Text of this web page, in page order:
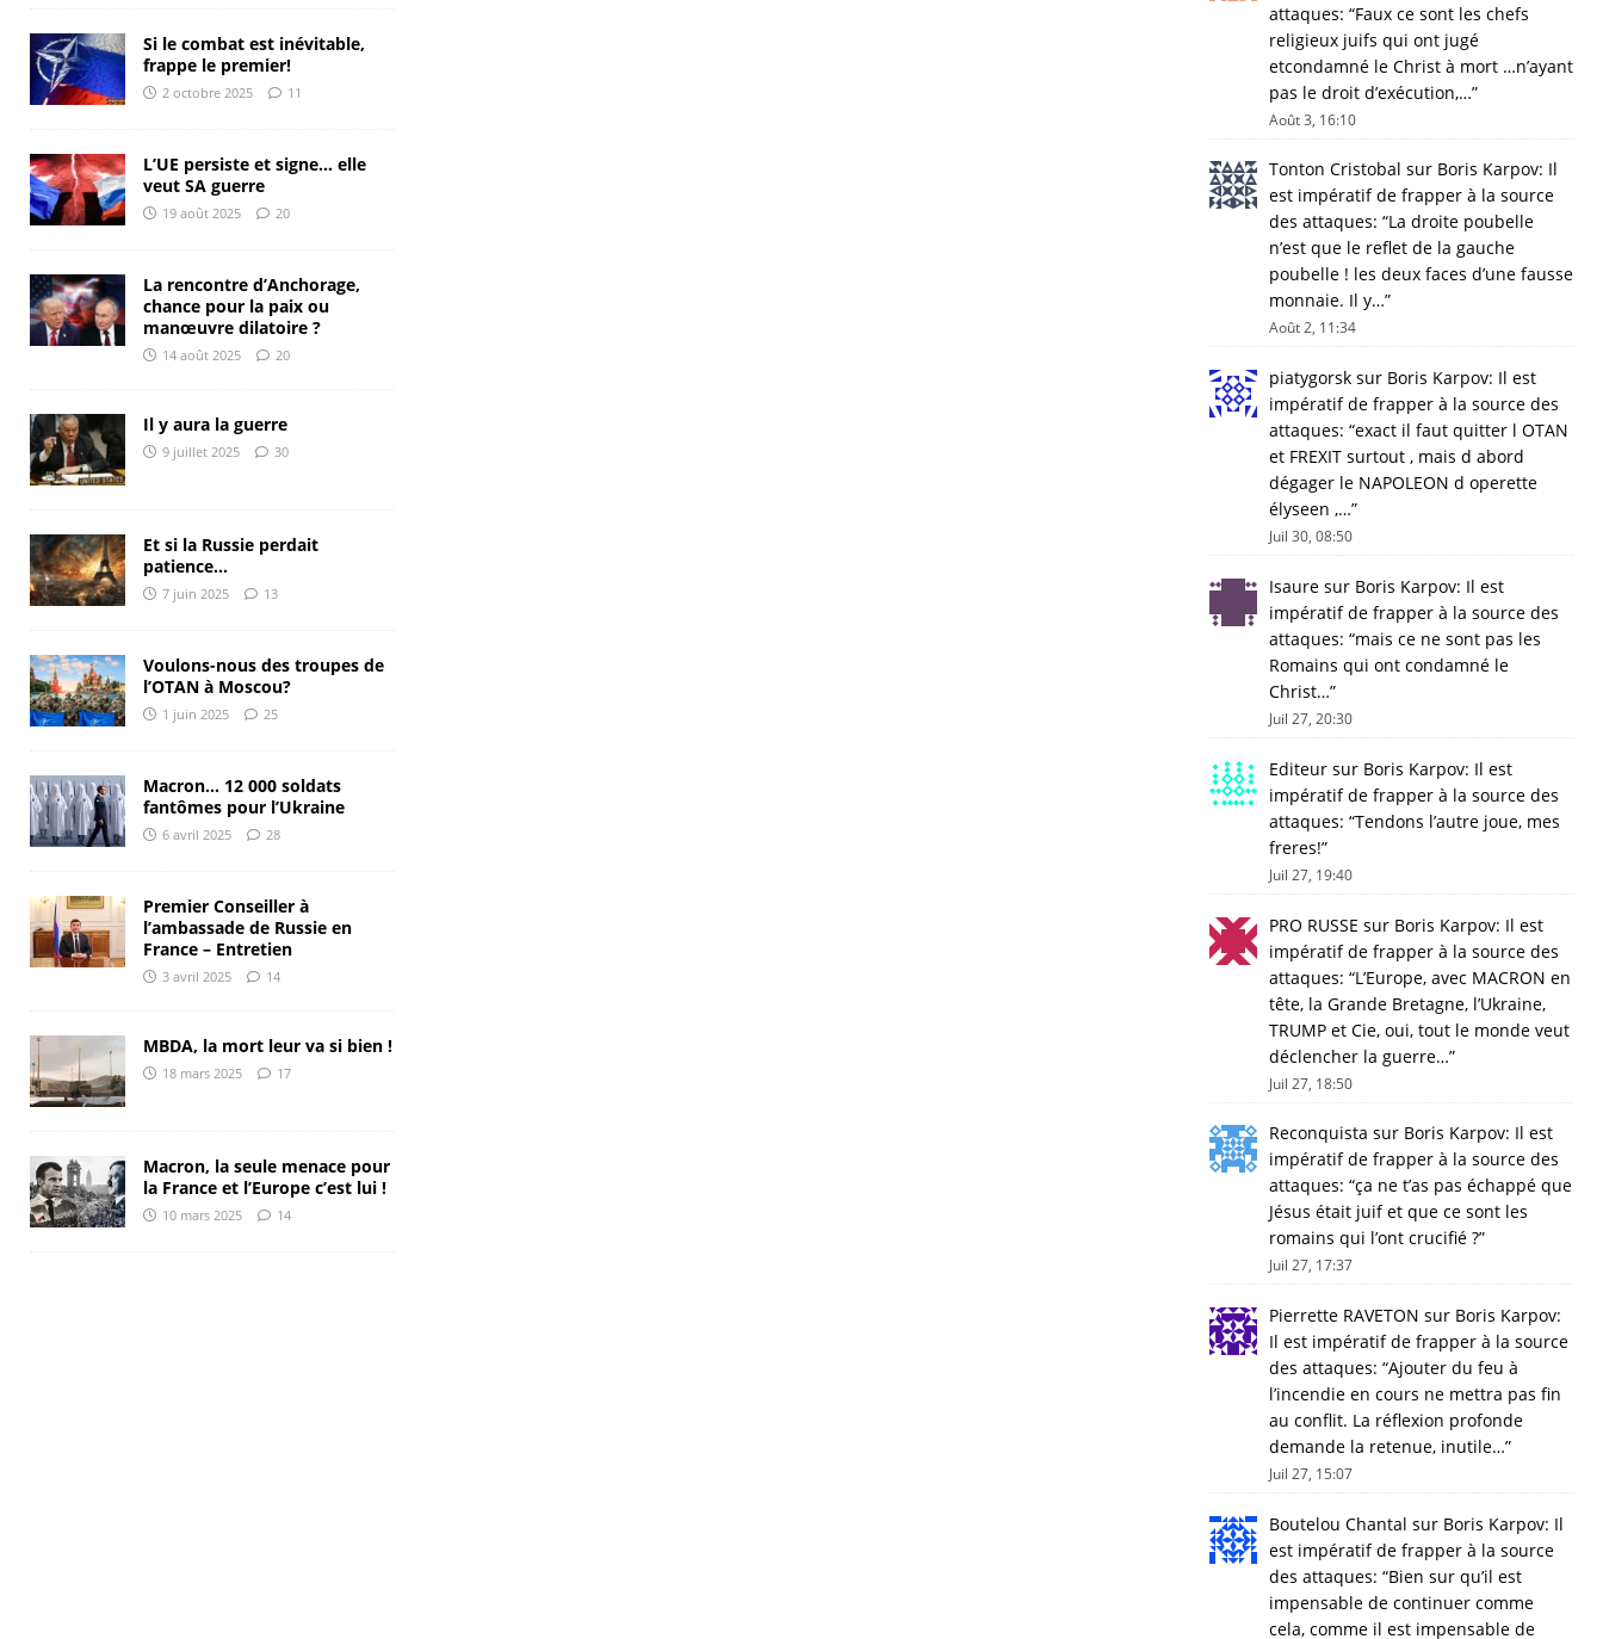
Si le combat est inévitable,
frappe le premier!
2 octobre 2025 11
L’UE persiste et signe… elle
veut SA guerre
19 août 2025 20
La rencontre d’Anchorage,
chance pour la paix ou
manœuvre dilatoire ?
14 août 2025 20
Il y aura la guerre
9 juillet 2025 30
Et si la Russie perdait
patience…
7 juin 2025 13
Voulons-nous des troupes de
l’OTAN à Moscou?
1 juin 2025 25
Macron… 12 000 soldats
fantômes pour l’Ukraine
6 avril 2025 28
Premier Conseiller à
l’ambassade de Russie en
France – Entretien
3 avril 2025 14
MBDA, la mort leur va si bien !
18 mars 2025 17
Macron, la seule menace pour
la France et l’Europe c’est lui !
10 mars 2025 14
attaques: “Faux ce sont les chefs
religieux juifs qui ont jugé
etcondamné le Christ à mort …n’ayant
pas le droit d’exécution,…”
Août 3, 16:10
Tonton Cristobal sur Boris Karpov: Il
est impératif de frapper à la source
des attaques: “La droite poubelle
n’est que le reflet de la gauche
poubelle ! les deux faces d’une fausse
monnaie. Il y…”
Août 2, 11:34
piatygorsksur Boris Karpov: Il est
impératif de frapper à la source des
attaques: “exact il faut quitter l OTAN
et FREXIT surtout , mais d abord
dégager le NAPOLEON d operette
élyseen ,…”
Juil 30, 08:50
Isauresur Boris Karpov: Il est
impératif de frapper à la source des
attaques: “mais ce ne sont pas les
Romains qui ont condamné le
Christ…”
Juil 27, 20:30
Editeursur Boris Karpov: Il est
impératif de frapper à la source des
attaques: “Tendons l’autre joue, mes
freres!”
Juil 27, 19:40
PRO RUSSE sur Boris Karpov: Il est
impératif de frapper à la source des
attaques: “L’Europe, avec MACRON en
tête, la Grande Bretagne, l’Ukraine,
TRUMP et Cie, oui, tout le monde veut
déclencher la guerre…”
Juil 27, 18:50
Reconquista sur Boris Karpov: Il est
impératif de frapper à la source des
attaques: “ça ne t’as pas échappé que
Jésus était juif et que ce sont les
romains qui l’ont crucifié ?”
Juil 27, 17:37
Pierrette RAVETON sur Boris Karpov:
Il est impératif de frapper à la source
des attaques: “Ajouter du feu à
l’incendie en cours ne mettra pas fin
au conflit. La réflexion profonde
demande la retenue, inutile…”
Juil 27, 15:07
Boutelou Chantal sur Boris Karpov: Il
est impératif de frapper à la source
des attaques: “Bien sur qu’il est
impensable de continuer comme
cela, comme il est impensable de